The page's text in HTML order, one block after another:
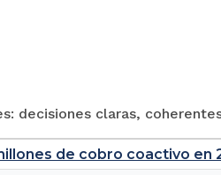
decisiones claras,
de cobro coactivo en